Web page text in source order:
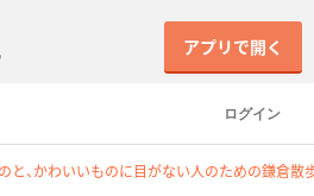
ログイン
アプリで開く
と、かわいいものに目がない人のための鎌倉散